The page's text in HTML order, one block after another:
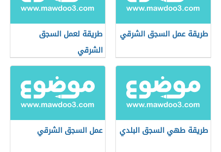
طريقة عمل السجق الشرقي
طريقة لعمل السجق
الشرقي
طريقة طهي السجق البلدي عمل السجق الشرقي